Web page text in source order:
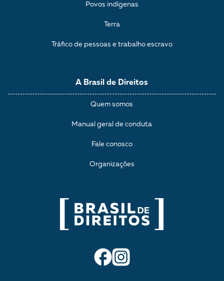
A Brasil de Direitos
Quem somos
Manual geral de conduta
Fale conosco
Organizações
Povos indígenas
Terra
Tráfico de pessoas e trabalho escravo